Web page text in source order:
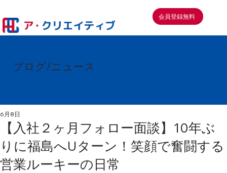
会員登録無料
ブログ/ニュース
【入社２ヶ月フォロー面談】10年ぶ
りに福島へUターン！笑顔で奮闘する
営業ルーキーの日常
6月8日